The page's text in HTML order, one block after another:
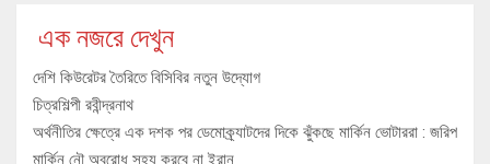
এক নজরে দেখুন
দেশি কিউরেটর তৈরিতে বিসিবির নতুন উদ্যোগ
চিত্রশিল্পী রবীন্দ্রনাথ
অর্থনীতির ক্ষেত্রে এক দশক পর ডেমোক্র্যাটদের দিকে ঝুঁকছে মার্কিন ভোটাররা : জরিপ
মার্কিন নৌ অবরোধ সহ্য করবে না ইরান